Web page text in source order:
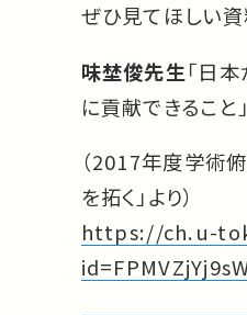
ぜひ見てほしい資
味埜俊先生「日
に貢献できること」
（2017年度学術
を拓く」より）
https://ch.u-